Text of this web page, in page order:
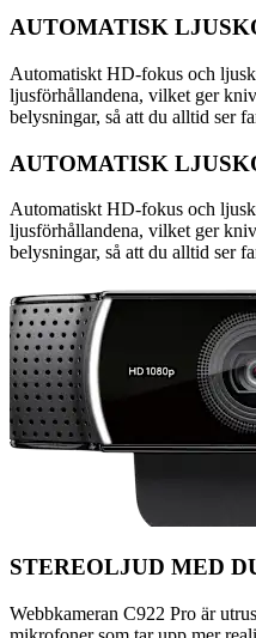
AUTOMATISK
Automatiskt HD-fokus och
ljusförhållandena, vilket ger
belysningar, så att du alltid ser
AUTOMATISK
Automatiskt HD-fokus och
ljusförhållandena, vilket ger
belysningar, så att du alltid ser
STEREOLJUD MED
Webbkameran C922 Pro är